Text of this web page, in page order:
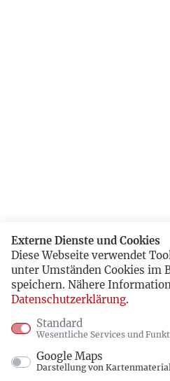
Externe Dienste und Cookies
Diese Webseite verwendet
unter Umständen Cookies im
speichern. Nähere
Datenschutzerklärung.
Standard
Wesentliche Services und
Google Maps
Darstellung von